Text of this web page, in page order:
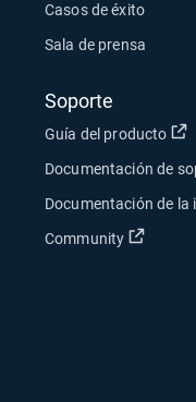
Casos de éxito
Sala de prensa
Soporte
Guía del producto
Documentación de
Documentación de la
Community
Abrir